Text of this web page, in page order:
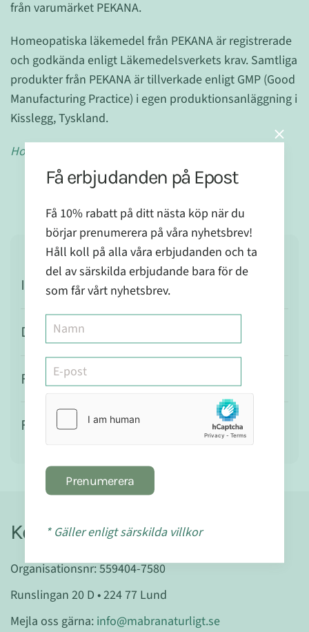
från varumärket PEKANA.
Homeopatiska läkemedel från PEKANA är registrerade
och godkända enligt Läkemedelsverkets krav. Samtliga
produkter från PEKANA är tillverkade enligt GMP (Good
Manufacturing Practice) i egen produktionsanläggning i
Kisslegg, Tyskland.
Homeopatikum registrerat utan indikation.
Ingredienser
Dosering
Försiktighet
Förvaring
Kontakt
Organisationsnr: 559404-7580
Runslingan 20 D • 224 77 Lund
Mejla oss gärna: info@mabranaturligt.se
Få erbjudanden på Epost
Få 10% rabatt på ditt nästa köp när du
börjar prenumerera på våra nyhetsbrev!
Håll koll på alla våra erbjudanden och ta
del av särskilda erbjudande bara för de
som får vårt nyhetsbrev.
Prenumerera
* Gäller enligt särskilda villkor